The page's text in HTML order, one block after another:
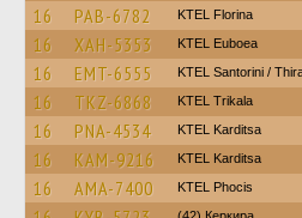
16 PAB-6782 KTEL Florina
16 XAH-5353 ΚΤΕL Euboea
16 EMT-6555 KTEL Santorini /
16 TKZ-6868 ΚΤΕL Τrikala
16 PNA-4534 ΚΤΕL Karditsa
16 KAM-9216 ΚΤΕL Karditsa
16 AMA-7400 ΚΤΕL Phocis